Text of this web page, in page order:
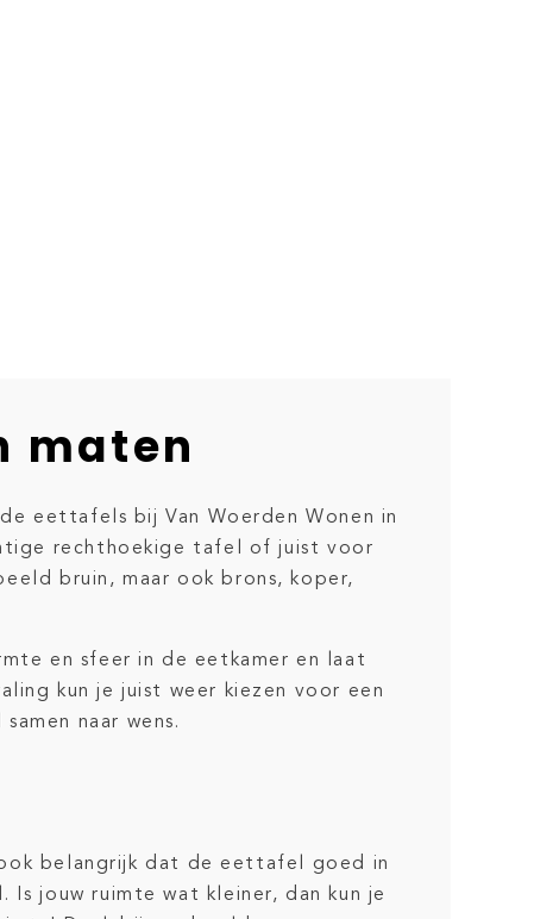
maten
eettafels bij Van Woerden Wonen in
rechthoekige tafel of juist voor
bruin, maar ook brons, koper,
en sfeer in de eetkamer en laat
kun je juist weer kiezen voor een
naar wens.
belangrijk dat de eettafel goed in
jouw ruimte wat kleiner, dan kun je